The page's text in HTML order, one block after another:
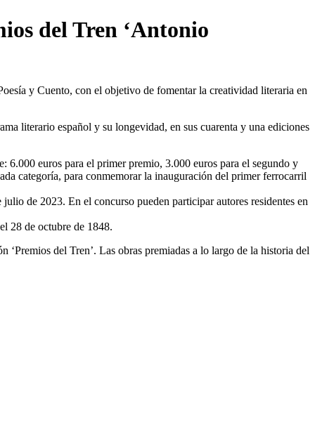
del Tren ‘Antonio
y Cuento, con el objetivo de fomentar la creatividad literaria en
literario español y su longevidad, en sus cuarenta y una ediciones
6.000 euros para el primer premio, 3.000 euros para el segundo y
categoría, para conmemorar la inauguración del primer ferrocarril
de 2023. En el concurso pueden participar autores residentes en
28 de octubre de 1848.
del Tren’. Las obras premiadas a lo largo de la historia del